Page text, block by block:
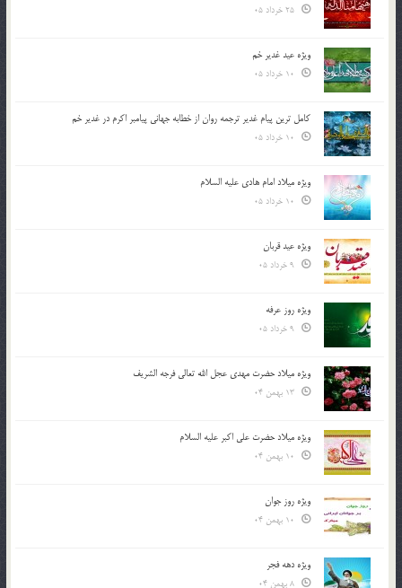
ویژه عید غدیر خم
کامل ترین پیام غدیر ترجمه روان از خطابه جهانی پیامبر اکرم در غدیر خم
ویژه میلاد امام هادی علیه السلام
ویژه عید قربان
ویژه روز عرفه
ویژه میلاد حضرت مهدی عجل الله تعالی فرجه الشريف
ویژه میلاد حضرت علی اکبر علیه السلام
ویژه روز جوان
ویژه دهه فجر